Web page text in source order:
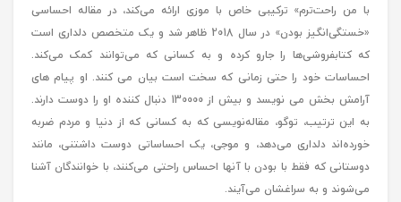
با من راحت‌ترم» ترکیبی خاص با موزی ارائه می‌کند، در مقاله احساسی
«خستگی‌انگیز بودن» در سال 2018 ظاهر شد و یک متخصص دلداری است
که کتابفروشی‌ها را جارو کرده و به کسانی که می‌توانند کمک می‌کند.
احساسات خود را حتی زمانی که سخت است بیان می کنند. او پیام های
آرامش بخش می نویسد و بیش از 130000 دنبال کننده او را دوست دارند.
به این ترتیب، توگو، مقاله‌نویسی که به کسانی که از دنیا و مردم ضربه
خورده‌اند دلداری می‌دهد، و موجی، یک احساساتی دوست داشتنی، مانند
دوستانی که فقط با بودن با آنها احساس راحتی می‌کنند، با خوانندگان آشنا
می‌شوند و به سراغشان می‌آیند.